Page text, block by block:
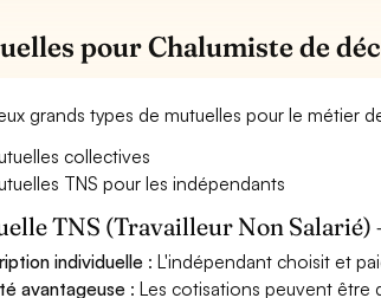
pour Chalumiste de
grands types de mutuelles pour le métier
collectives
TNS pour les indépendants
TNS (Travailleur Non
individuelle : L'indépendant choisit et
avantageuse : Les cotisations peuvent être